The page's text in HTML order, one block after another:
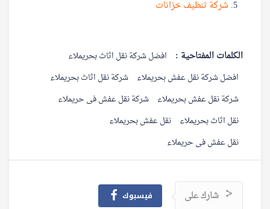
شركة تنظيف خزانات
الكلمات المفتاحية :
افضل شركة نقل اثاث بحريملاء
افضل شركة نقل عفش بحريملاء شركة نقل اثاث بحريملاء
شركة نقل عفش بحريملاء شركة نقل عفش فى حريملاء
نقل اثاث بحريملاء نقل عفش بحريملاء
نقل عفش فى حريملاء
شارك على فيسبوك